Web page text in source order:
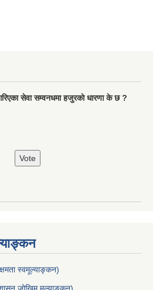
सेवा सम्वनधमा हजुरकाे धारणा के छ ?
स्वमूल्याङ्कन)